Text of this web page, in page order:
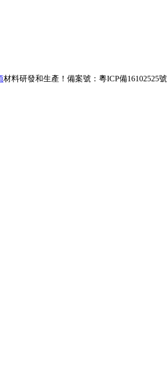
材料研發和生產！ 備案號：粵ICP備16102525號